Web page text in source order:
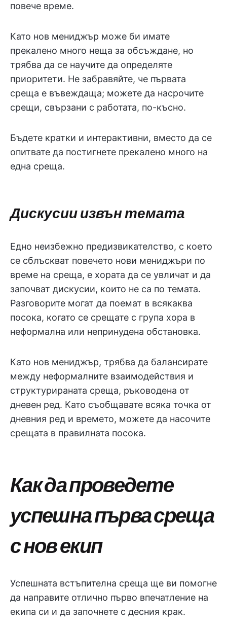
повече време.
Като нов мениджър може би имате
прекалено много неща за обсъждане, но
трябва да се научите да определяте
приоритети. Не забравяйте, че първата
среща е въвеждаща; можете да насрочите
срещи, свързани с работата, по-късно.
Бъдете кратки и интерактивни, вместо да се
опитвате да постигнете прекалено много на
една среща.
Дискусии извън темата
Едно неизбежно предизвикателство, с което
се сблъскват повечето нови мениджъри по
време на среща, е хората да се увличат и да
започват дискусии, които не са по темата.
Разговорите могат да поемат в всякаква
посока, когато се срещате с група хора в
неформална или непринудена обстановка.
Като нов мениджър, трябва да балансирате
между неформалните взаимодействия и
структурираната среща, ръководена от
дневен ред. Като съобщавате всяка точка от
дневния ред и времето, можете да насочите
срещата в правилната посока.
Как да проведете
успешна първа среща
с нов екип
Успешната встъпителна среща ще ви помогне
да направите отлично първо впечатление на
екипа си и да започнете с десния крак.